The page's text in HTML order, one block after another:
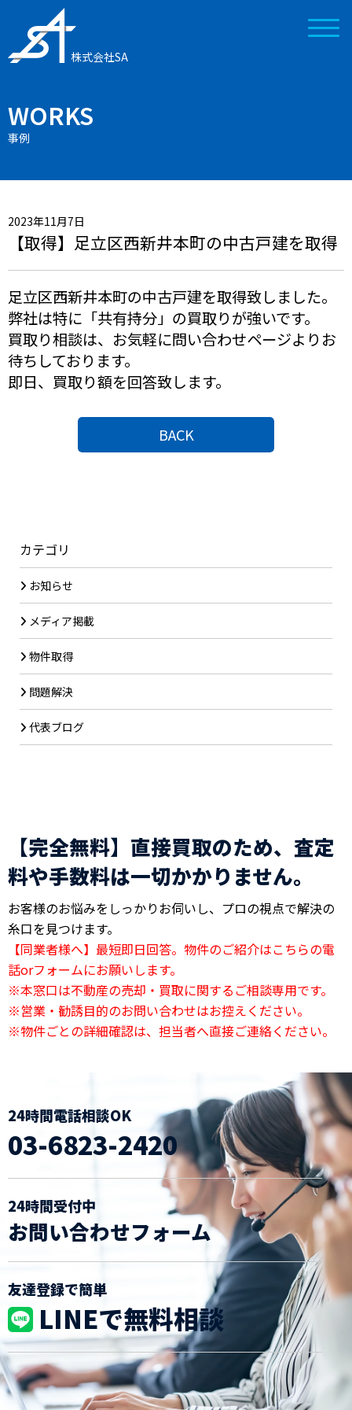
株式会社SA
WORKS
事例
2023年11月7日
【取得】足立区西新井本町の中古戸建を取得
足立区西新井本町の中古戸建を取得致しました。
弊社は特に「共有持分」の買取りが強いです。
買取り相談は、お気軽に問い合わせページよりお
待ちしております。
即日、買取り額を回答致します。
BACK
カテゴリ
お知らせ
メディア掲載
物件取得
問題解決
代表ブログ
【完全無料】直接買取のため、査定
料や手数料は一切かかりません。
お客様のお悩みをしっかりお伺いし、プロの視点で解決の
糸口を見つけます。
【同業者様へ】最短即日回答。物件のご紹介はこちらの電
話orフォームにお願いします。
※本窓口は不動産の売却・買取に関するご相談専用です。
※営業・勧誘目的のお問い合わせはお控えください。
※物件ごとの詳細確認は、担当者へ直接ご連絡ください。
24時間電話相談OK
03-6823-2420
24時間受付中
お問い合わせフォーム
友達登録で簡単
LINEで無料相談